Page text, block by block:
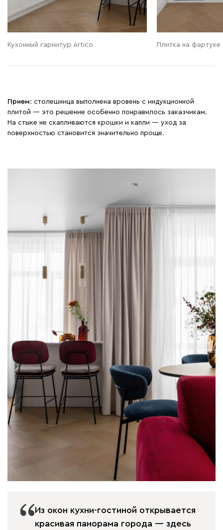
Кухонный гарнитур Artico Плитка на фартуке
Прием: столешница выполнена вровень с индукционной
плитой — это решение особенно понравилось заказчикам.
На стыке не скапливаются крошки и капли — уход за
поверхностью становится значительно проще.
Из окон кухни-гостиной открывается
красивая панорама города — здесь